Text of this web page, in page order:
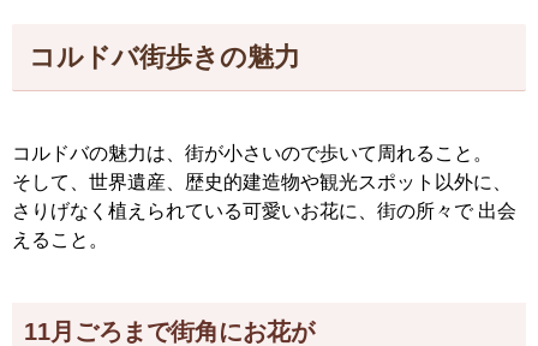
コルドバ街歩きの魅力
コルドバの魅力は、街が小さいので歩いて周れること。
そして、世界遺産、歴史的建造物や観光スポット以外に、
さりげなく植えられている可愛いお花に、街の所々で 出会
えること。
11月ごろまで街角にお花が